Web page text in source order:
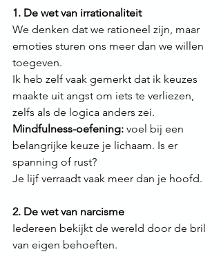
1. De wet van irrationaliteit
We denken dat we rationeel zijn, maar
emoties sturen ons meer dan we willen
toegeven.
Ik heb zelf vaak gemerkt dat ik keuzes
maakte uit angst om iets te verliezen,
zelfs als de logica anders zei.
Mindfulness-oefening: voel bij een
belangrijke keuze je lichaam. Is er
spanning of rust?
Je lijf verraadt vaak meer dan je hoofd.
2. De wet van narcisme
Iedereen bekijkt de wereld door de bril
van eigen behoeften.